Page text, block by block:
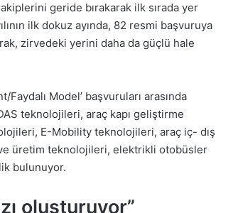
geride bırakarak ilk sırada yer
ilk dokuz ayında, 82 resmi başvuruya
zirvedeki yerini daha da güçlü hale
Faydalı Model’ başvuruları arasında
teknolojileri, araç kapı geliştirme
E-Mobility teknolojileri, araç iç- dış
üretim teknolojileri, elektrikli otobüsler
bulunuyor.
oluşturuyor”